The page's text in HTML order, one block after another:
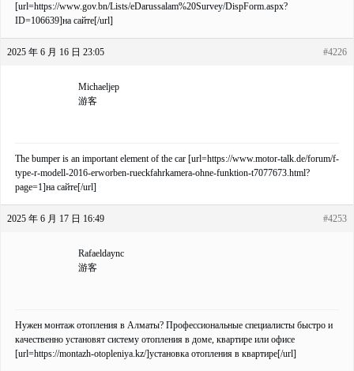
[url=https://www.gov.bn/Lists/eDarussalam%20Survey/DispForm.aspx?
ID=106639]на сайте[/url]
2025 年 6 月 16 日 23:05 #4226
Michaeljep
游客
The bumper is an important element of the car [url=https://www.motor-talk.de/forum/f-
type-r-modell-2016-erworben-rueckfahrkamera-ohne-funktion-t7077673.html?
page=1]на сайте[/url]
2025 年 6 月 17 日 16:49 #4253
Rafaeldaync
游客
Нужен монтаж отопления в Алматы? Профессиональные специалисты быстро и
качественно установят систему отопления в доме, квартире или офисе
[url=https://montazh-otopleniya.kz/]установка отопления в квартире[/url]